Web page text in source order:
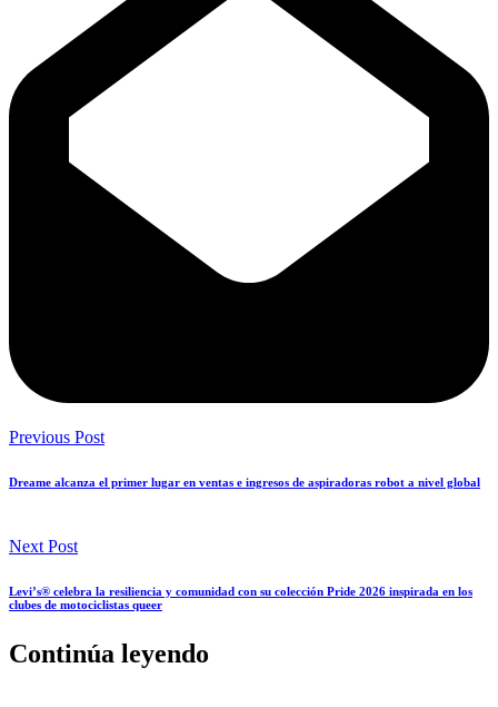
Previous Post
Dreame alcanza el primer lugar en ventas e ingresos de aspiradoras robot a nivel global
Next Post
Levi’s® celebra la resiliencia y comunidad con su colección Pride 2026 inspirada en los
clubes de motociclistas queer
Continúa leyendo